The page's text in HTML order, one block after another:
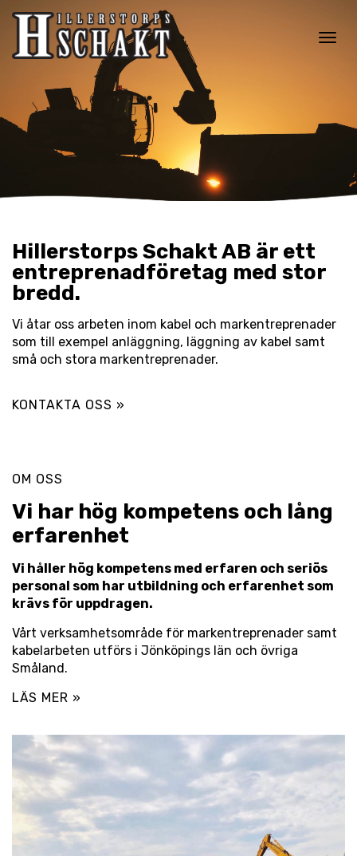
Toggle
Hillerstorps Schakt AB är ett
entreprenadföretag med stor
bredd.
Vi åtar oss arbeten inom kabel och markentreprenader
som till exempel anläggning, läggning av kabel samt
små och stora markentreprenader.
KONTAKTA OSS »
OM OSS
Vi har hög kompetens och lång
erfarenhet
Vi håller hög kompetens med erfaren och seriös
personal som har utbildning och erfarenhet som
krävs för uppdragen.
Vårt verksamhetsområde för markentreprenader samt
kabelarbeten utförs i Jönköpings län och övriga
Småland.
LÄS MER »